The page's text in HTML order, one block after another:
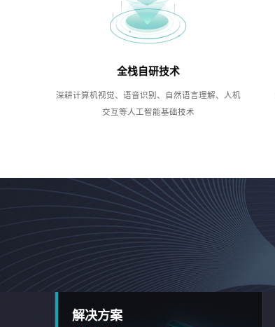
全栈自研技术
深耕计算机视觉、语音识别、自然语言理解、人机
交互等人工智能基础技术
解决方案